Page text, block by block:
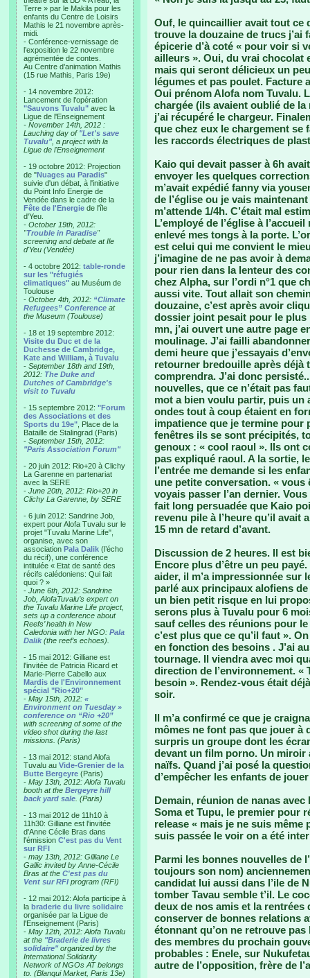
Terre » par le Makila pour les
enfants du Centre de Loisirs
Mathis le 21 novembre après-
midi.
- Conférence-vernissage de
l’exposition le 22 novembre
agrémentée de contes.
Au Centre d’animation Mathis
(15 rue Mathis, Paris 19e)
- 14 novembre 2012:
Lancement de l'opération
"Sauvons Tuvalu" avec la
Ligue de l'Enseignement
- November 14th, 2012 :
Lauching day of "Let's save
Tuvalu", a project with la
Ligue de l'Enseignement
- 19 octobre 2012: Projection
de "Nuages au Paradis"
suivie d'un débat, à l'initiative
du Point Info Energie de
Vendée dans le cadre de la
Fête de l'Energie de l'île
d'Yeu.
- October 19th, 2012:
"Trouble in Paradise"
screening and debate at Ile
d'Yeu (Vendée)
- 4 octobre 2012: table-ronde
sur les "réfugiés
climatiques" au Muséum de
Toulouse
- October 4th, 2012: “Climate
Refugees” Conference at
the Museum (Toulouse)
- 18 et 19 septembre 2012:
Visite du Duc et de la
Duchesse de Cambridge,
Kate and William, à Tuvalu
- September 18th and 19th,
2012: The Duke and
Dutches of Cambridge's
visit to Tuvalu
- 15 septembre 2012: "Forum
des Associations et des
Sports du 19e" , Place de la
Bataille de Stalingrad (Paris)
- September 15th, 2012:
"Paris Association Forum"
- 20 juin 2012: Rio+20 à Clichy
La Garenne en partenariat
avec la SERE
- June 20th, 2012: Rio+20 in
Clichy La Garenne, by SERE
- 6 juin 2012: Sandrine Job,
expert pour Alofa Tuvalu sur le
projet "Tuvalu Marine Life",
organise, avec son
association Pala Dalik (l’écho
du récif), une conférence
intitulée « Etat de santé des
récifs calédoniens: Qui fait
quoi ? »
- June 6th, 2012: Sandrine
Job, AlofaTuvalu’s expert on
the Tuvalu Marine Life project,
sets up a conference about
Reefs’ health in New
Caledonia with her NGO: Pala
Dalik (the reef’s echoes).
- 15 mai 2012: Gilliane est
l'invitée de Patricia Ricard et
Marie-Pierre Cabello aux
Mardis de l'Environnement
spécial "Rio+20"
- May 15th, 2012: «
Environment on Tuesday »
conference on “Rio +20”
with screening of some of the
video shot during the last
missions. (Paris)
- 13 mai 2012: stand Alofa
Tuvalu au Vide-Grenier de la
Butte Bergeyre (Paris)
- May 13th, 2012: Alofa Tuvalu
booth at the Bergeyre hill
back yard sale . (Paris)
- 13 mai 2012 de 11h10 à
11h30: Gilliane est l'invitée
d'Anne Cécile Bras dans
l'émission C'est pas du Vent
sur RFI
- may 13th, 2012: Gilliane Le
Gallic invited by Anne-Cécile
Bras at the C'est pas du
Vent sur RFI program (RFI)
- 12 mai 2012: Alofa participe à
la braderie du livre solidaire
organisée par la Ligue de
l'Enseignement (Paris)
- May 12th, 2012: Alofa Tuvalu
at the "Braderie de livres
solidaire"organized by the
International Solidarity
Network of NGOs AT belongs
to. (Blanqui Market, Paris 13e)
Ouf, le quincaillier avait tout ce
trouve la douzaine de trucs j’ai
épicerie d’à coté « pour voir si
ailleurs ». Oui, du vrai chocolat
mais qui seront délicieux un
légumes et pas poulet. Facture
Oui prénom Alofa nom Tuvalu.
chargée (ils avaient oublié de
j’ai récupéré le chargeur.
que chez eux le chargement se
les raccords électriques de
Kaio qui devait passer à 6h
envoyer les quelques
m’avait expédié fanny via
de l’église ou je vais
m’attende 1/4h. C’était mal
L’employé de l’église à
enlevé mes tongs à la porte.
est celui qui me convient le
j’imagine de ne pas avoir à
pour rien dans la lenteur des
chez Alpha, sur l’ordi n°1 que
aussi vite. Tout allait son
douzaine, c’est après avoir
dossier joint pesait pour le plus
mn, j’ai ouvert une autre page
moulinage. J’ai failli
demi heure que j’essayais
retourner bredouille après déjà
comprendra. J’ai donc
nouvelles, que ce n’était pas
mot a bien voulu partir, puis
ondes tout à coup étaient en
impatience que je termine pour
fenêtres ils se sont précipités,
genoux : « cool raoul ». Ils ont
pas expliqué raoul. A la sortie,
l’entrée me demande si les
une petite conversation. « vous
voyais passer l’an dernier.
fait long persuadée que Kaio
revenu pile à l’heure qu’il avait
15 mn de retard d’avant.
Discussion de 2 heures. Il est
Encore plus d’être un peu
aider, il m’a impressionnée sur
parlé aux principaux alofiens
un bien petit risque en lui
serons plus à Tuvalu pour 6
sauf celles des réunions pour
c’est plus que ce qu’il faut ».
en fonction des besoins . J’ai
tournage. Il viendra avec moi
direction de l’environnement. «
besoin ». Rendez-vous était
soir.
Il m’a confirmé ce que je
mômes ne font pas que jouer à
surpris un groupe dont les
devant un film porno. Un miroir
naïfs. Quand j’ai posé la
d’empêcher les enfants de
Demain, réunion de nanas
Soma et Tupu, le premier pour
release « mais je ne suis
suis passée le voir on a été
Parmi les bonnes nouvelles de
toujours son nom)
candidat lui aussi dans l’ile de
tomber Tavau semble t’il. Le
deux de nos amis et la rentrées
conserver de bonnes relations
étonnant qu’on ne retrouve
des membres du prochain
probables : Enele, sur
autre de l’opposition, frère de